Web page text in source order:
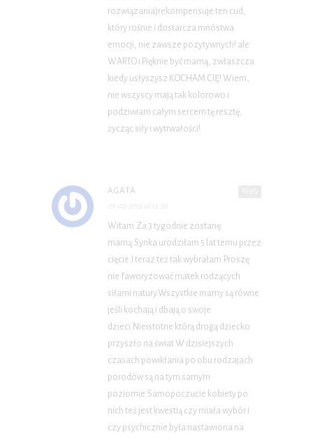
rozwiązania)rekompensuje ten cud,
który rośnie i dostarcza mnóstwa
emocji, nie zawsze pozytywnych! ale
WARTO i Pięknie być mamą, zwłaszcza
kiedy usłyszysz KOCHAM CIĘ! Wiem,
nie wszyscy mają tak kolorowo i
podziwiam całym sercem tę resztę,
życząc siły i wytrwałości!
AGATA
Witam.Za 3 tygodnie zostanę
mamą.Synka urodziłam 5 lat temu przez
cięcie.I teraz też tak wybrałam.Proszę
nie faworyzować matek rodzących
siłami natury.Wszystkie mamy są równe
jeśli kochają i dbają o swoje
dzieci.Nieistotne którą drogą dziecko
przyszło na świat.W dzisiejszych
czasach powikłania po obu rodzajach
porodów są na tym samym
poziomie.Samopoczucie kobiety po
nich też jest kwestią czy miała wybór i
czy psychicznie była nastawiona na